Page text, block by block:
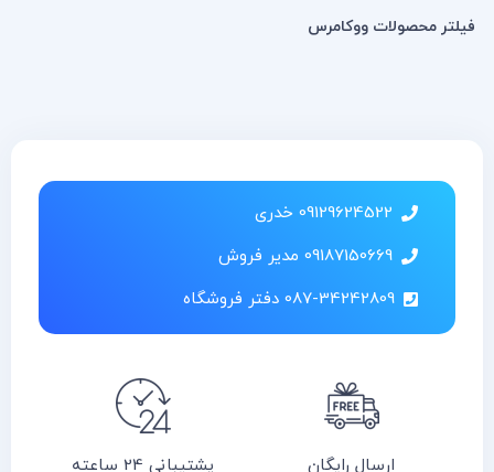
فیلتر محصولات ووکامرس
09129624522 خدری
09187150669 مدیر فروش
087-34242809 دفتر فروشگاه
ارسال رایگان پشتیبانی 24 ساعته